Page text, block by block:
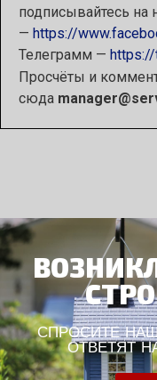
подписывайтесь на
— https://
Телеграмм —
Просчёты и
сюда
СПРОСИТЕ
ОТВЕТЯТ